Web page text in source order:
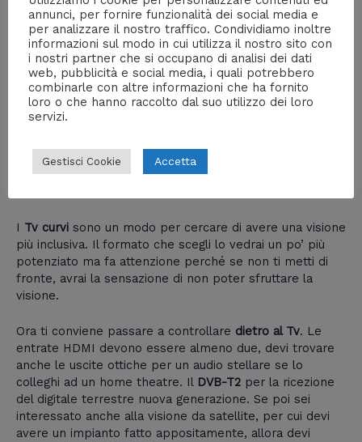
Sei interessato al
canale apposito per la trasmissione 3d. Devi essere un
amante di questo genere poiché dopo un po’ le
I Tv curvi sono un modo per cercare di avere una visione
più inclusiva. Il formato che scegli lo vedrai un po’ più
potenziato ma fa attenzione perché se non ti metti di
fronte, avrai la sensazione di non poter sfruttare la
visione.
Ora ti conviene passare a controllare dietro al Tv. Le
entrate HDMI devono essere almeno due, devi trovare
anche le uscite ottiche per un audio stellare se lo
colleghi ad un home theatre. Il DVB-T2 per la ricezione
del digitale terrestre nuova generazione. Se poi sei
interessato anche alla visione da satellite, per cui devi
avere un impianto fatto appositamente, allora devi
annunci, per fornire funzionalità dei social media e
per analizzare il nostro traffico. Condividiamo inoltre
informazioni sul modo in cui utilizza il nostro sito con
i nostri partner che si occupano di analisi dei dati
web, pubblicità e social media, i quali potrebbero
combinarle con altre informazioni che ha fornito
loro o che hanno raccolto dal suo utilizzo dei loro
servizi.
Gestisci Cookie Accetta